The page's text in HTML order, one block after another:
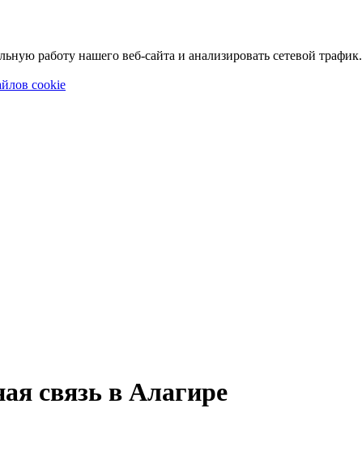
работу нашего веб-сайта и анализировать сетевой трафик.
cookie
связь в Алагире